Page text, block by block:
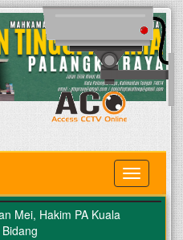
MENU
Mei, Hakim PA Kuala